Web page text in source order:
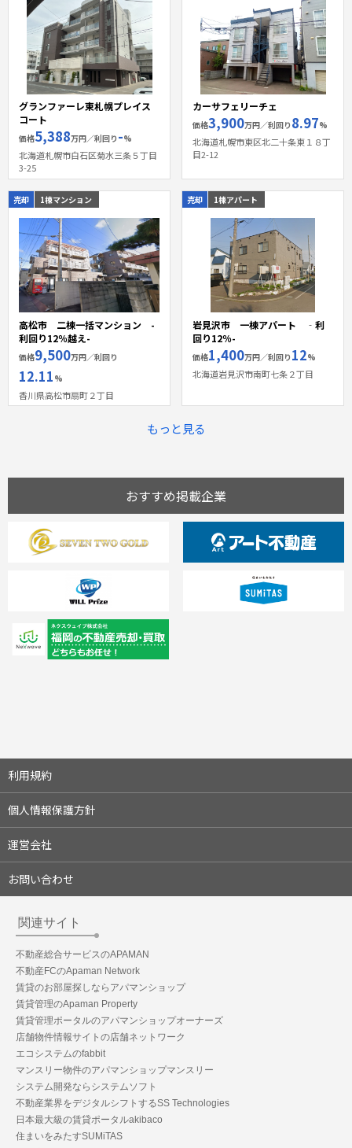
グランファーレ東札幌プレイス
コート
価格5,388万円／利回り -%
北海道札幌市白石区菊水三条５丁目
3-25
カーサフェリーチェ
価格3,900万円／利回り 8.97%
北海道札幌市東区北二十条東１８丁
目2-12
売却 1棟マンション
高松市 二棟一括マンション -
利回り12％越え-
価格9,500万円／利回り
12.11 %
香川県高松市扇町２丁目
売却 1棟アパート
岩見沢市 一棟アパート ‐利
回り12％-
価格1,400万円／利回り 12%
北海道岩見沢市南町七条２丁目
もっと見る
おすすめ掲載企業
利用規約
個人情報保護方針
運営会社
お問い合わせ
関連サイト
不動産総合サービスのAPAMAN
不動産FCのApaman Network
賃貸のお部屋探しならアパマンショップ
賃貸管理のApaman Property
賃貸管理ポータルのアパマンショップオーナーズ
店舗物件情報サイトの店舗ネットワーク
エコシステムのfabbit
マンスリー物件のアパマンショップマンスリー
システム開発ならシステムソフト
不動産業界をデジタルシフトするSS Technologies
日本最大級の賃貸ポータルakibaco
住まいをみたすSUMiTAS